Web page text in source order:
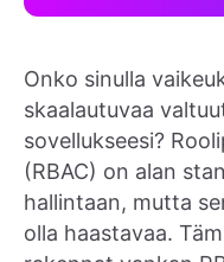
Onko sinulla
skaalautuvaa
sovellukseesi?
(RBAC) on alan
hallintaan, mutta
olla haastavaa.